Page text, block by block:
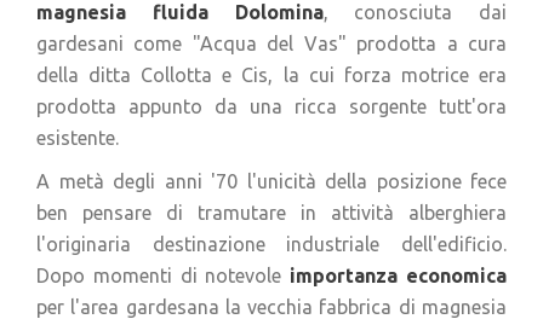
magnesia fluida Dolomina, conosciuta dai
gardesani come "Acqua del Vas" prodotta a cura
della ditta Collotta e Cis, la cui forza motrice era
prodotta appunto da una ricca sorgente tutt'ora
esistente.
A metà degli anni '70 l'unicità della posizione fece
ben pensare di tramutare in attività alberghiera
l'originaria destinazione industriale dell'edificio.
Dopo momenti di notevole importanza economica
per l'area gardesana la vecchia fabbrica di magnesia